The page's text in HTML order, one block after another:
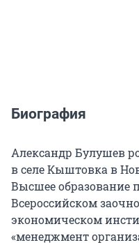
Биография
Александр Булушев
в селе Кыштовка в
Высшее образование
Всероссийском
экономическом
«менеджмент